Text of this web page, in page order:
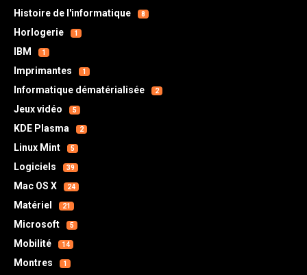
Histoire de l'informatique 8
Horlogerie 1
IBM 1
Imprimantes 1
Informatique dématérialisée 2
Jeux vidéo 5
KDE Plasma 2
Linux Mint 5
Logiciels 39
Mac OS X 24
Matériel 21
Microsoft 5
Mobilité 14
Montres 1